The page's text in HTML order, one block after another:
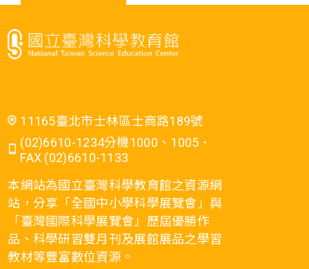
11165臺北市士林區士商路189號
(02)6610-1234分機1000、1005．
FAX (02)6610-1133
本網站為國立臺灣科學教育館之資源網
站，分享「全國中小學科學展覽會」與
「臺灣國際科學展覽會」歷屆優勝作
品、科學研習雙月刊及展館展品之學習
教材等豐富數位資源。